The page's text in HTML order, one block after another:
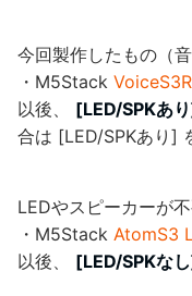
今回製作したもの（
・M5Stack VoiceS3R
以後、 [LED/SPKあ
合は [LED/SPKあり]
LEDやスピーカーが
・M5Stack AtomS3
以後、 [LED/SPKな